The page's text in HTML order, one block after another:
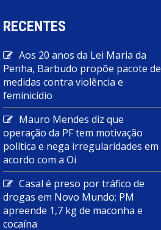
RECENTES
Aos 20 anos da Lei Maria da
Penha, Barbudo propõe pacote de
medidas contra violência e
feminicídio
Mauro Mendes diz que
operação da PF tem motivação
política e nega irregularidades em
acordo com a Oi
Casal é preso por tráfico de
drogas em Novo Mundo; PM
apreende 1,7 kg de maconha e
cocaína